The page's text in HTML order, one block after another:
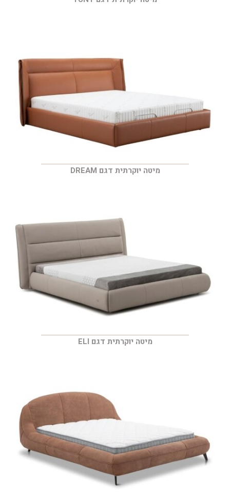
מיטה יוקרתית דגם DREAM
מיטה יוקרתית דגם ELI